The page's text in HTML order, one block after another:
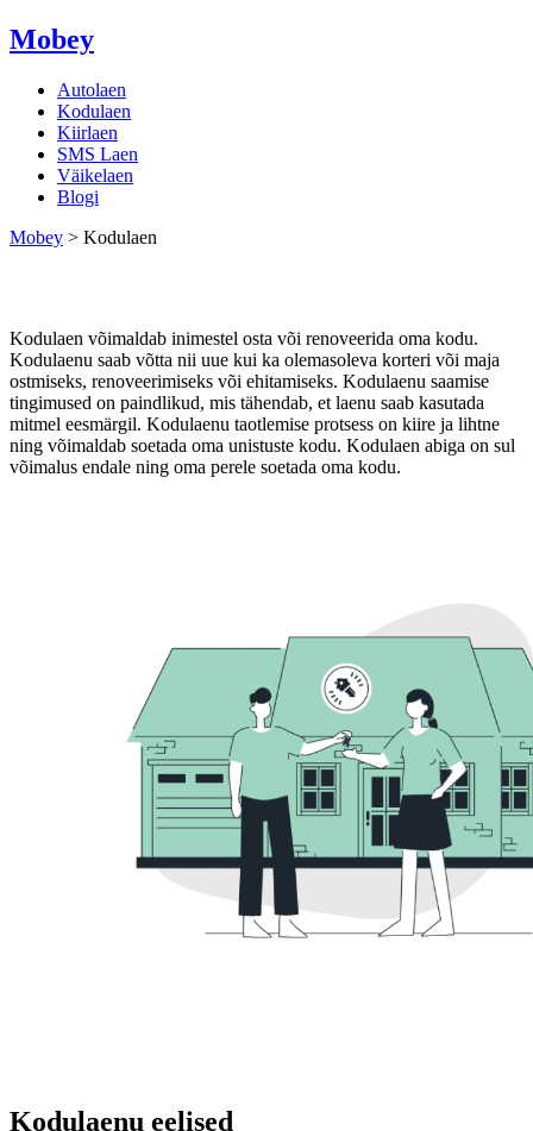
Mobey
Autolaen
Kodulaen
Kiirlaen
SMS Laen
Väikelaen
Blogi
Mobey > Kodulaen
Kodulaen võimaldab inimestel osta või renoveerida oma kodu.
Kodulaenu saab võtta nii uue kui ka olemasoleva korteri või maja
ostmiseks, renoveerimiseks või ehitamiseks. Kodulaenu saamise
tingimused on paindlikud, mis tähendab, et laenu saab kasutada
mitmel eesmärgil. Kodulaenu taotlemise protsess on kiire ja lihtne
ning võimaldab soetada oma unistuste kodu. Kodulaen abiga on sul
võimalus endale ning oma perele soetada oma kodu.
Kodulaenu eelised